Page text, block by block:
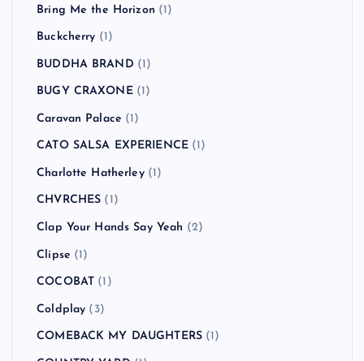
Bring Me the Horizon (1)
Buckcherry (1)
BUDDHA BRAND (1)
BUGY CRAXONE(1)
Caravan Palace (1)
CATO SALSA EXPERIENCE (1)
Charlotte Hatherley(1)
CHVRCHES (1)
Clap Your Hands Say Yeah (2)
Clipse (1)
COCOBAT (1)
Coldplay (3)
COMEBACK MY DAUGHTERS (1)